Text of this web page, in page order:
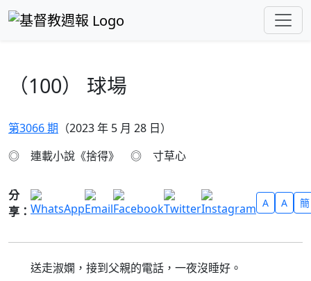
跳至主要內容
（100） 球場
第3066 期 （2023 年 5 月 28 日）
◎ 連載小說《捨得》 ◎ 寸草心
分
享：
A A 簡
送走淑嫻，接到父親的電話，一夜沒睡好。